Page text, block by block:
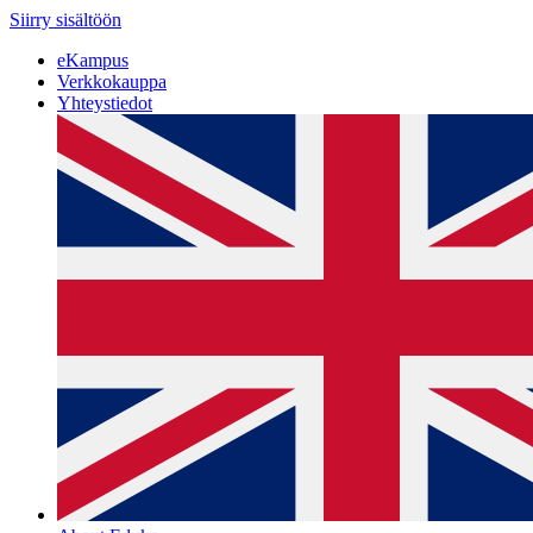
Siirry sisältöön
eKampus
Verkkokauppa
Yhteystiedot